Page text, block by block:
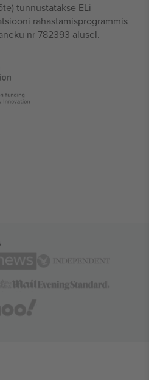
tunnustatakse ELi
rahastamisprogrammis
nr 782393 alusel.